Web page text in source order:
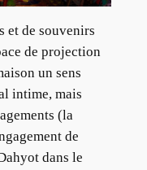
et de souvenirs
de projection
un sens
intime, mais
(la
de
dans le